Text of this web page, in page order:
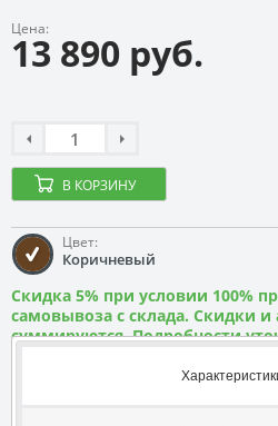
Цена:
13 890 руб.
В КОРЗИНУ
Цвет:
Коричневый
Скидка 5% при условии 100%
самовывоза с склада. Скидки
суммируются. Подробности